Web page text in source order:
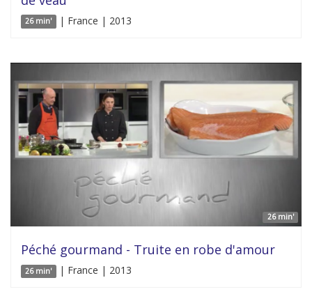
26 min' | France | 2013
26 min'
Péché gourmand - Truite en robe d'amour
26 min' | France | 2013